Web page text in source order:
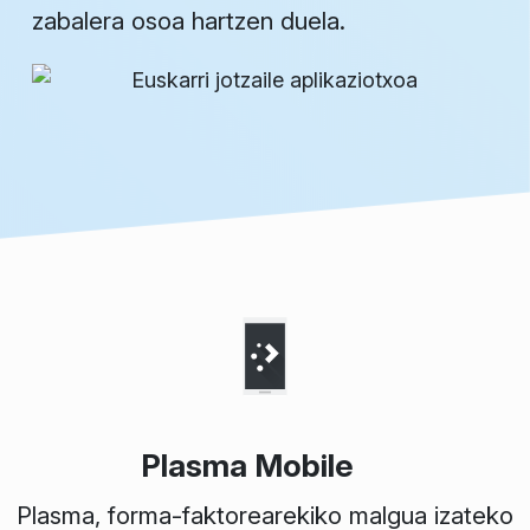
zabalera osoa hartzen duela.
Plasma Mobile
Plasma, forma-faktorearekiko malgua izateko